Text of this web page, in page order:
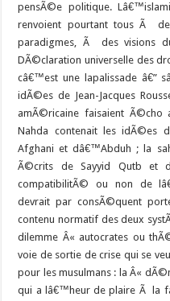
pensÃ©e politique.
renvoient pourtant tous Ã
paradigmes, Ã des visions
DÃ©claration universelle des
câ€™est une lapalissade â€”
idÃ©es de Jean-Jacques
amÃ©ricaine faisaient Ã©cho
Nahda contenait les idÃ©es
Afghani et dâ€™Abduh ; la
Ã©crits de Sayyid Qutb et
compatibilitÃ© ou non de
devrait par consÃ©quent
contenu normatif des deux
dilemme Â« autocrates ou
voie de sortie de crise qui se
pour les musulmans : la Â«
qui a lâ€™heur de plaire Ã la